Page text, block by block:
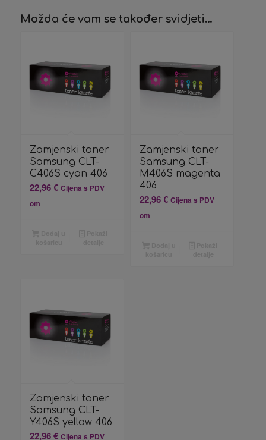
Možda će vam se također svidjeti…
Zamjenski toner
Samsung CLT-
C406S cyan 406
22,96€ Cijena s PDV
om
Zamjenski toner
Samsung CLT-
M406S magenta
406
22,96€ Cijena s PDV
om
Zamjenski toner
Samsung CLT-
Y406S yellow 406
22,96€ Cijena s PDV